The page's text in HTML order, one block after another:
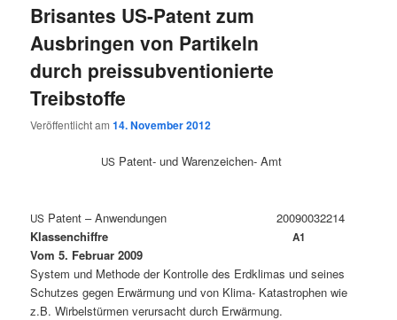
Brisantes US-Patent zum
Ausbringen von Partikeln
durch preissubventionierte
Treibstoffe
Veröffentlicht am14. November 2012
US Patent- und Warenzeichen- Amt
US Patent – Anwendungen 20090032214
KlassenchiffreA1
Vom 5. Februar 2009
Sys­tem und Metho­de der Kon­trol­le des Erd­kli­mas und sei­nes
Schut­zes gegen Erwär­mung und von Kli­ma- Kata­stro­phen wie
z.B. Wir­bel­stür­men ver­ur­sacht durch Erwärmung.